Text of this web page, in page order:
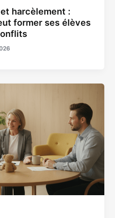
harcèlement :
former ses élèves